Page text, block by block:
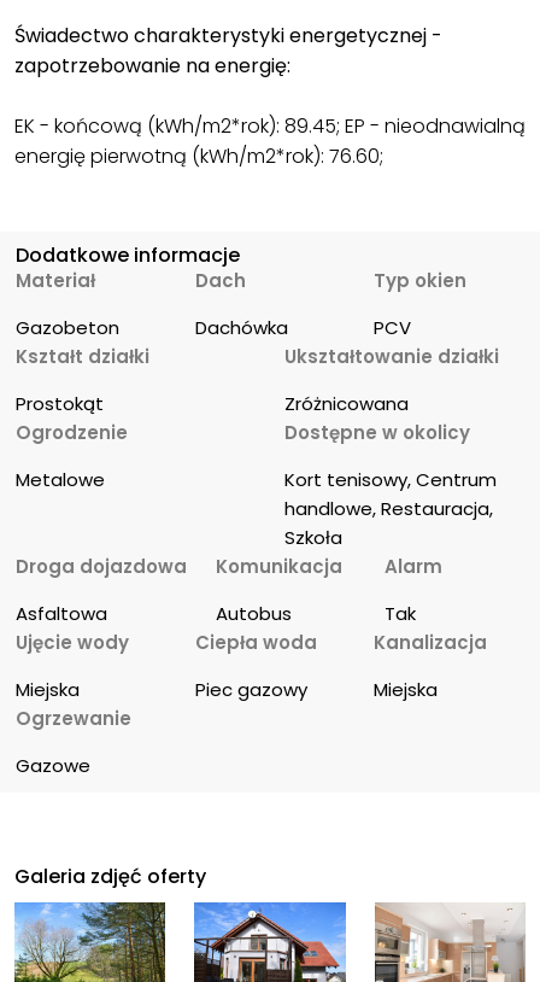
Świadectwo charakterystyki energetycznej -
zapotrzebowanie na energię:
EK - końcową (kWh/m2*rok): 89.45; EP - nieodnawialną
energię pierwotną (kWh/m2*rok): 76.60;
Dodatkowe informacje
Materiał
Gazobeton
Dach
Dachówka
Typ okien
PCV
Kształt działki
Prostokąt
Ukształtowanie działki
Zróżnicowana
Ogrodzenie
Metalowe
Dostępne w okolicy
Kort tenisowy, Centrum
handlowe, Restauracja,
Szkoła
Droga dojazdowa
Asfaltowa
Komunikacja
Autobus
Alarm
Tak
Ujęcie wody
Miejska
Ciepła woda
Piec gazowy
Kanalizacja
Miejska
Ogrzewanie
Gazowe
Galeria zdjęć oferty